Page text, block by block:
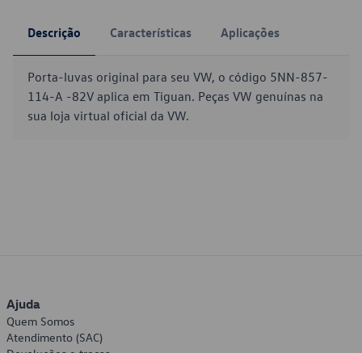
Descrição Características Aplicações
Porta-luvas original para seu VW, o código 5NN-857-
114-A -82V aplica em Tiguan. Peças VW genuínas na
sua loja virtual oficial da VW.
Ajuda
Quem Somos
Atendimento (SAC)